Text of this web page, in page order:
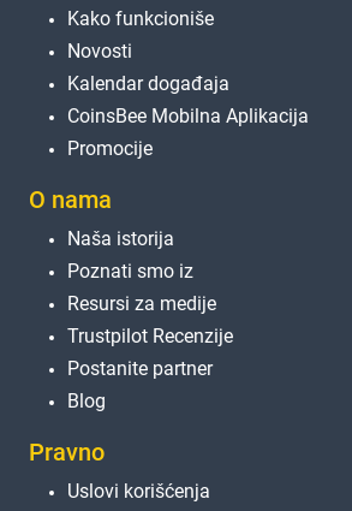
Kako funkcioniše
Novosti
Kalendar događaja
CoinsBee Mobilna Aplikacija
Promocije
O nama
Naša istorija
Poznati smo iz
Resursi za medije
Trustpilot Recenzije
Postanite partner
Blog
Pravno
Uslovi korišćenja